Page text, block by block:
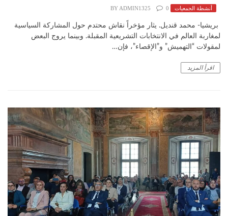
أنشطة الجمعيات BY ADMIN1325 0
​ بريشيا- محمد قنديل. ​يثار مؤخراً نقاش محتدم حول المشاركة السياسية
لمغاربة العالم في الانتخابات التشريعية المقبلة. وبينما يروج البعض
لمقولات “التهميش” و”الإقصاء”، فإن…
اقرأ المزيد